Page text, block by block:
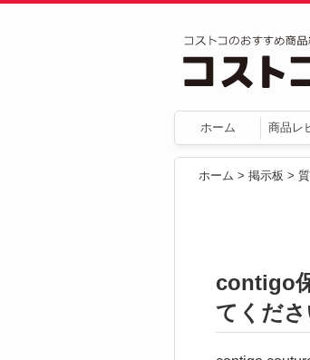
ホーム 商品レ
ホーム > 掲示板 >
contigo
てくだ